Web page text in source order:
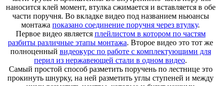
наносится клей момент, втулка сжимается и вставляется в обе
части поручня. Во вкладке видео под названием ньюансы
монтажа показано соединение поручня через втулку.
Первое видео является плейлистом в котором по частям
разбиты различные этапы монтажа. Второе видео это тот же
полноценный видеокурс по работе с комплектующими для
перил из нержавеющей стали в одном видео.
Самый простой способ разметить поручень по лестнице это
прокинуть шнурку, на ней разметить углы ступеней и между